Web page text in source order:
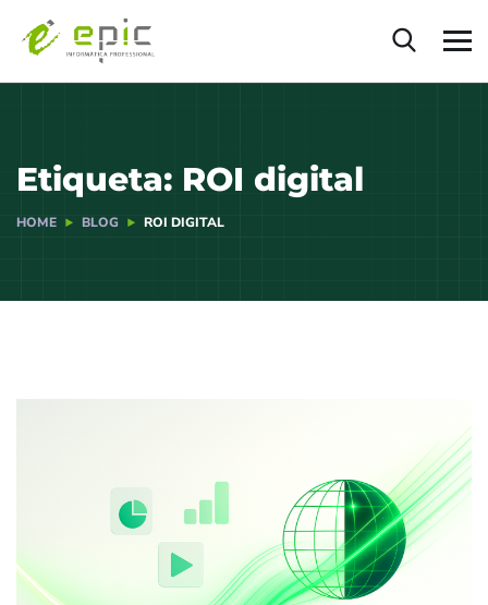
Etiqueta: ROI digital
HOME BLOG ROI DIGITAL